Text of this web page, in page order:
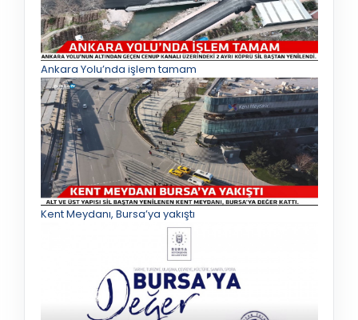
Ankara Yolu’nda işlem tamam
Kent Meydanı, Bursa’ya yakıştı